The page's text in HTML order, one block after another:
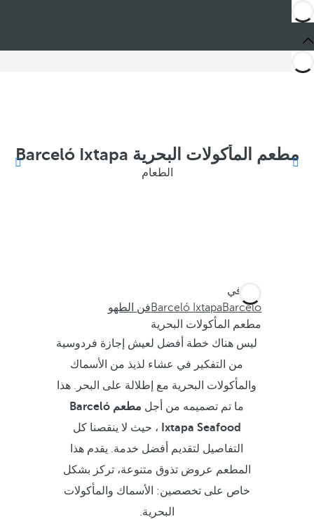
مطعم المأكولات البحرية Barceló Ixtapa
الطعام
أنت في
Barceló
Barceló Ixtapaفن الطهو
مطعم المأكولات البحرية
ليس هناك خطة أفضل لعيش إجازة فردوسية
من التفكير في عشاء لذيذ من الأسماك
والمأكولات البحرية مع إطلالة على البحر. هذا
ما تم تصميمه من أجل
مطعم Barceló
Ixtapa Seafood ، حيث لا ينقصنا كل
التفاصيل لتقديم أفضل خدمة. يقدم هذا
المطعم عروض تذوق متنوعة، تركز بشكل
خاص على تخصصين: الأسماك والمأكولات
البحرية.